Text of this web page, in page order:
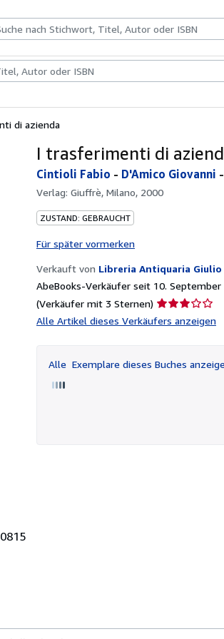
Kunst & Sammlerstücke
di azienda
I trasferimenti di
Cintioli Fabio - D'Amico Giovanni -
Verlag: Giuffrè, Milano, 2000
ZUSTAND: GEBRAUCHT
Für später vormerken
Verkauft von Libreria Antiquaria Giulio
AbeBooks-Verkäufer seit 10. September
(Verkäufer mit 3 Sternen)
3
Sternen
Alle Artikel dieses Verkäufers anzeigen
Alle Exemplare dieses Buches